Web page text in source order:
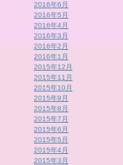
2016年6月
2016年5月
2016年4月
2016年3月
2016年2月
2016年1月
2015年12月
2015年11月
2015年10月
2015年9月
2015年8月
2015年7月
2015年6月
2015年5月
2015年4月
2015年3月